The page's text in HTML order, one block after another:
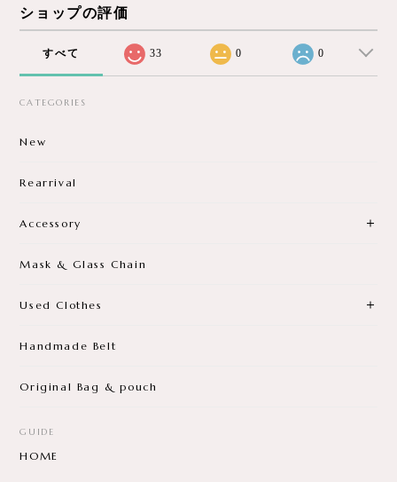
ショップの評価
すべて 33 0 0
CATEGORIES
New
Rearrival
Accessory
Mask & Glass Chain
Used Clothes
Handmade Belt
Original Bag & pouch
GUIDE
HOME